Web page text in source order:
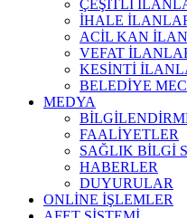
ÇEŞİTLİ
İHALE
ACİL KAN
VEFAT
KESİNTİ
BELEDİYE
MEDYA
FAALİYETLER
SAĞLIK BİLGİ
HABERLER
DUYURULAR
ONLİNE İŞLEMLER